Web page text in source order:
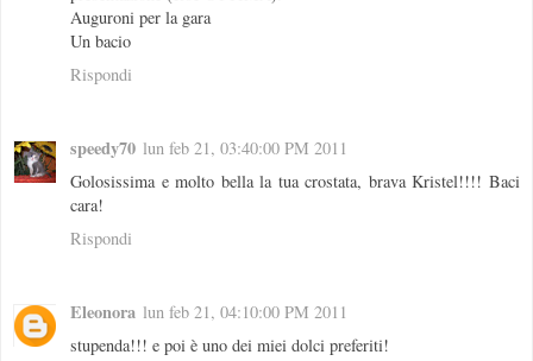
Auguroni per la gara
Un bacio
Rispondi
speedy70 lun feb 21, 03:40:00 PM 2011
Golosissima e molto bella la tua crostata, brava Kristel!!!! Baci
cara!
Rispondi
Eleonora lun feb 21, 04:10:00 PM 2011
stupenda!!! e poi è uno dei miei dolci preferiti!